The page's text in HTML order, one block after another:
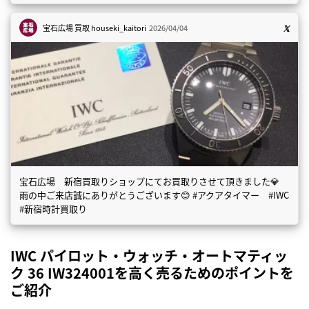
宝石広場 買取houseki_kaitori 2026/04/04
宝石広場 新宿買取りショップにてお買取りさせて頂きました💎
雨の中ご来店誠にありがとうございます😊 #アクアタイマー #IWC
#新宿時計買取り
IWC パイロット・ウォッチ・オートマティッ
ク 36 IW324001を高く売るためのポイントを
ご紹介